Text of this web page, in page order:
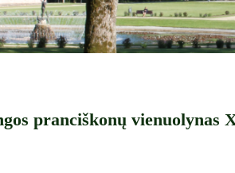
pranciškonų vienuolynas